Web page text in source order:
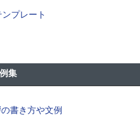
プレート
集
書き方や文例